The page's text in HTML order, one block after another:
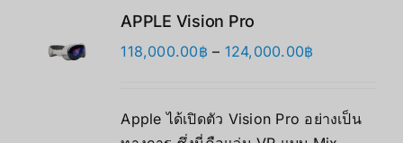
APPLE Vision Pro
118,000.00฿ – 124,000.00฿
118,000.00฿
Apple ได้เปิดตัว Vision Pro อย่างเป็น